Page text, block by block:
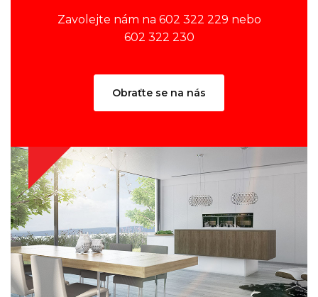
Zavolejte nám na 602 322 229 nebo
602 322 230
Obraťte se na nás